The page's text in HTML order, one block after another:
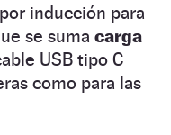
inducción para
se suma carga
USB tipo C
como para las